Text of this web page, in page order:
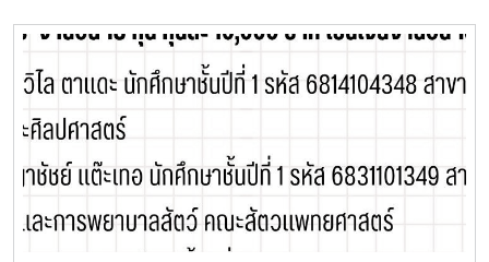
ประจำปีการศึกษา 2568 ที่กำลังศึกษาในมหาวิทยาลัยแม่โจ้
จำนวน 16 ราย โดยมีวัตถุประสงค์เพื่อตรวจเยี่ยมดูแลให้คำแนะนำ
ปรึกษา ให้กำลังใจ และเพื่อตรวจสอบในเรื่องของการเรียน ความ
ประพฤติและการใช้จ่ายเงินทุนพระราชทาน พร้อมทั้งให้แนวคิด
และแนวทางให้นักเรียนขยันหมั่นเพียร และมีความตั้งใจที่จะศึกษา
ต่อไปในระดับที่สูงขึ้นตามความสามารถของแต่ละคนในแต่ละสาย
วิชา ทั้งนี้ยังได้มีการมอบทุนการศึกษาจำนวน 2,000 บาท แก่
นักเรียนในพระราชานุเคราะห์ฯ ณ ห้องประชุมองค์การนักศึกษา
ชั้น 2 อาคารอำนวย ยศสุข